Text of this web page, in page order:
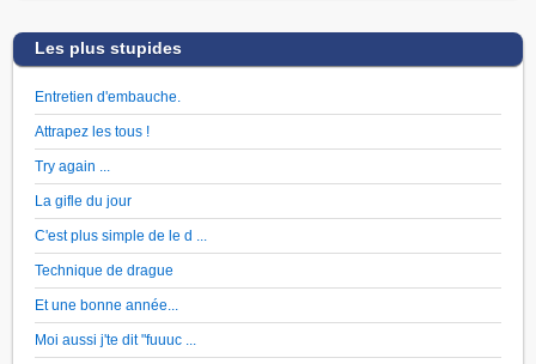
Les plus stupides
Entretien d'embauche.
Attrapez les tous !
Try again ...
La gifle du jour
C'est plus simple de le d ...
Technique de drague
Et une bonne année...
Moi aussi j'te dit "fuuuc ...